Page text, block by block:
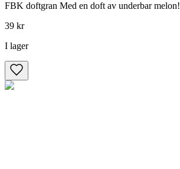
FBK doftgran Med en doft av underbar melon!
39 kr
I lager